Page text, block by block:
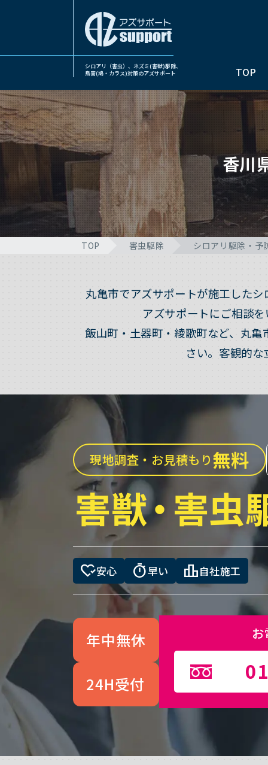
シロアリ（害虫）、ネズミ(害獣)駆除、
鳥害(鳩・カラス)対策のアズサポート
TOP
香川
TOP 害虫駆除 シロアリ駆除・予
丸亀市でアズサポートが施工した
アズサポートにご相談
飯山町・土器町・綾歌町など、丸
さい。客観的
現地調査・お見積もり無料
害獣・害虫
heart_check安心 timer早い leaderboard自社施工
年中無休
24H受付